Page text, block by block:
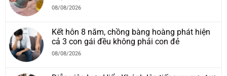
08/08/2026
Kết hôn 8 năm, chồng bàng hoàng phát hiện
cả 3 con gái đều không phải con đẻ
08/08/2026